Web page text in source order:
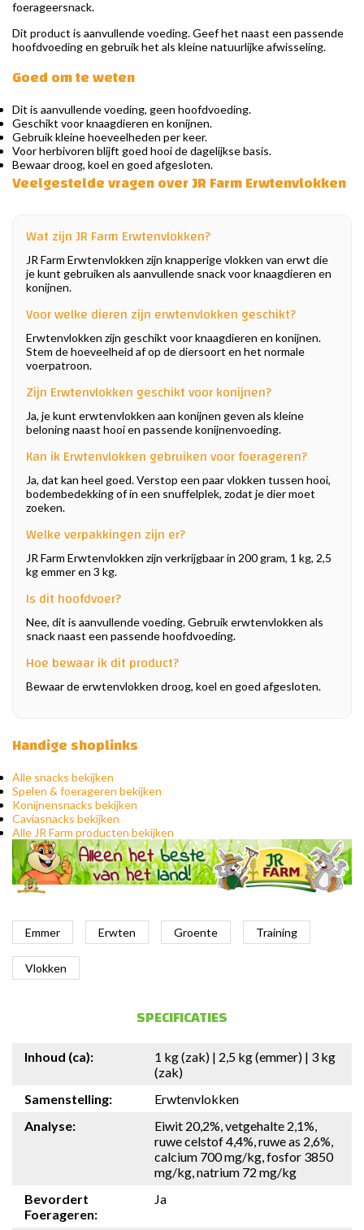
foerageersnack.
Dit product is aanvullende voeding. Geef het naast een passende
hoofdvoeding en gebruik het als kleine natuurlijke afwisseling.
Goed om te weten
Dit is aanvullende voeding, geen hoofdvoeding.
Geschikt voor knaagdieren en konijnen.
Gebruik kleine hoeveelheden per keer.
Voor herbivoren blijft goed hooi de dagelijkse basis.
Bewaar droog, koel en goed afgesloten.
Veelgestelde vragen over JR Farm Erwtenvlokken
Wat zijn JR Farm Erwtenvlokken?
JR Farm Erwtenvlokken zijn knapperige vlokken van erwt die
je kunt gebruiken als aanvullende snack voor knaagdieren en
konijnen.
Voor welke dieren zijn erwtenvlokken geschikt?
Erwtenvlokken zijn geschikt voor knaagdieren en konijnen.
Stem de hoeveelheid af op de diersoort en het normale
voerpatroon.
Zijn Erwtenvlokken geschikt voor konijnen?
Ja, je kunt erwtenvlokken aan konijnen geven als kleine
beloning naast hooi en passende konijnenvoeding.
Kan ik Erwtenvlokken gebruiken voor foerageren?
Ja, dat kan heel goed. Verstop een paar vlokken tussen hooi,
bodembedekking of in een snuffelplek, zodat je dier moet
zoeken.
Welke verpakkingen zijn er?
JR Farm Erwtenvlokken zijn verkrijgbaar in 200 gram, 1 kg, 2,5
kg emmer en 3 kg.
Is dit hoofdvoer?
Nee, dit is aanvullende voeding. Gebruik erwtenvlokken als
snack naast een passende hoofdvoeding.
Hoe bewaar ik dit product?
Bewaar de erwtenvlokken droog, koel en goed afgesloten.
Handige shoplinks
Alle snacks bekijken
Spelen & foerageren bekijken
Konijnensnacks bekijken
Caviasnacks bekijken
Alle JR Farm producten bekijken
Emmer Erwten Groente Training
Vlokken
SPECIFICATIES
Inhoud (ca):
1 kg (zak) | 2,5 kg (emmer) | 3 kg
(zak)
Samenstelling:
Erwtenvlokken
Analyse:
Eiwit 20,2%, vetgehalte 2,1%,
ruwe celstof 4,4%, ruwe as 2,6%,
calcium 700 mg/kg, fosfor 3850
mg/kg, natrium 72 mg/kg
Bevordert
Foerageren:
Ja